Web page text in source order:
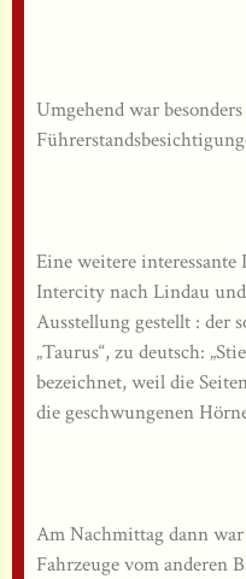
Umgehend war
Eine weitere
Intercity nach Lindau
Ausstellung gestellt : der
„Taurus“, zu deutsch:
bezeichnet, weil die
die geschwungenen
Am Nachmittag dann
Fahrzeuge vom anderen